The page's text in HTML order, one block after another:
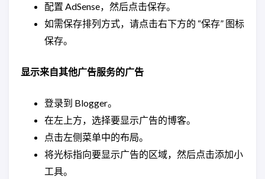
配置 AdSense，然后点击保存。
如需保存排列方式，请点击右下方的 “保存” 图标
保存。
显示来自其他广告服务的广告
登录到 Blogger。
在左上方，选择要显示广告的博客。
点击左侧菜单中的布局。
将光标指向要显示广告的区域，然后点击添加小
工具。